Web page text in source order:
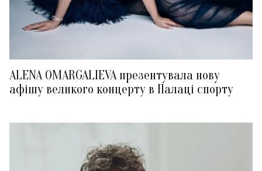
ALENA OMARGALIEVA презентувала нову
афішу великого концерту в Палаці спорту